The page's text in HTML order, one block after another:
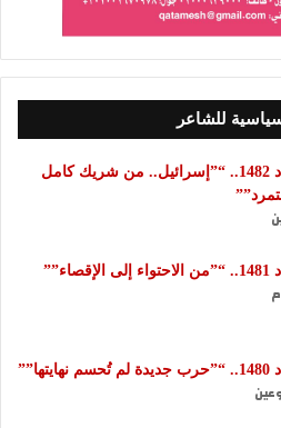
للشاعر
كلمة العدد 1482.. “”إسرائيل.. من شريك كامل